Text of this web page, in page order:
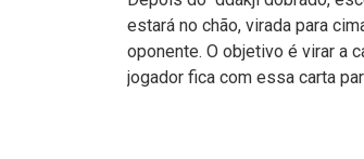
estará no chão, virada para
oponente. O objetivo é virar a
jogador fica com essa carta